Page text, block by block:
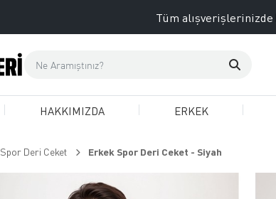
Tüm alışverişlerinizde
HAKKIMIZDA ERKEK
Spor Deri Ceket Erkek Spor Deri Ceket - Siyah